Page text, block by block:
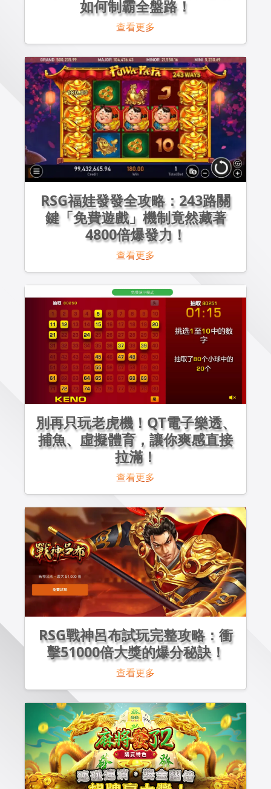
如何制霸全盤路！
查看更多
RSG福娃發發全攻略：243路關
鍵「免費遊戲」機制竟然藏著
4800倍爆發力！
查看更多
別再只玩老虎機！QT電子樂透、
捕魚、虛擬體育，讓你爽感直接
拉滿！
查看更多
RSG戰神呂布試玩完整攻略：衝
擊51000倍大獎的爆分秘訣！
查看更多